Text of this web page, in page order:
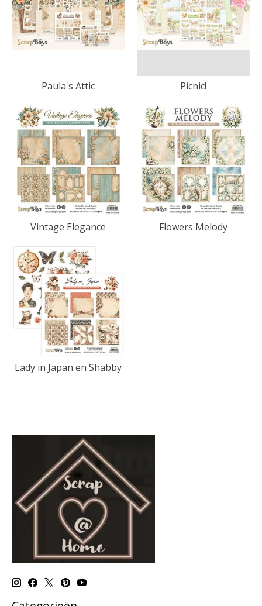
Paula's Attic Picnic!
Vintage Elegance Flowers Melody
Lady in Japan en Shabby